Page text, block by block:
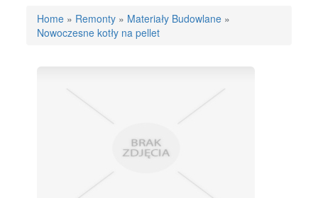
Home » Remonty » Materiały Budowlane »
Nowoczesne kotły na pellet